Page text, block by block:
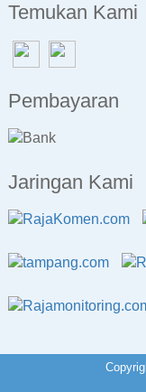
Temukan Kami
Pembayaran
Jaringan Kami